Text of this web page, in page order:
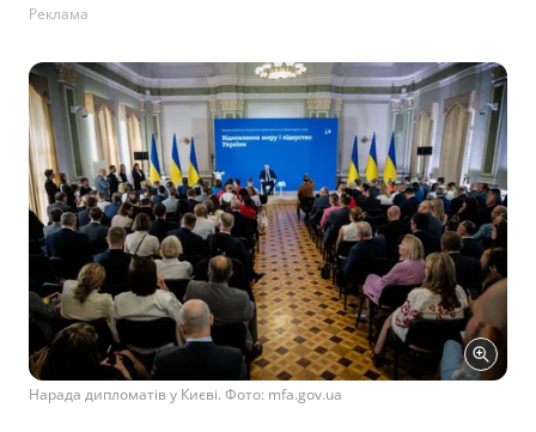
Реклама
Нарада дипломатів у Києві. Фото: mfa.gov.ua